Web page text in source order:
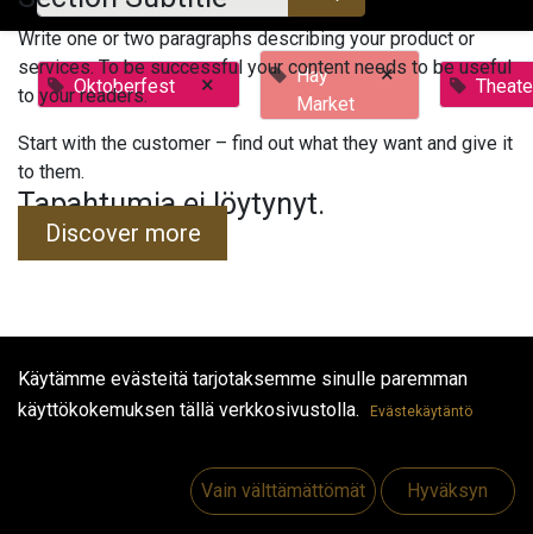
Oktoberfest ×
Hay
Market
×
Tapahtumia ei löytynyt.
Hyödyllisiä linkkejä
Write one or two paragraphs describing your product or
services. To be successful your content needs to be useful
to your readers.
Start with the customer – find out what they want and give it
to them.
Discover more
Käytämme evästeitä tarjotaksemme sinulle paremman
käyttökokemuksen tällä verkkosivustolla.
Evästekäytäntö
Vain välttämättömät Hyväksyn